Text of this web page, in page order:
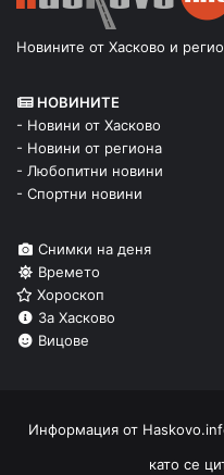
Новините от Хасково и
НОВИНИТЕ
- Новини от Хасково
- Новини от региона
- Любопитни новини
- Спортни новини
Снимки на деня
Времето
Хороскоп
За Хасково
Вицове
Информация от
като се